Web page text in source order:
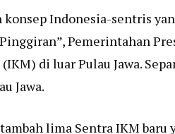
konsep Indonesia-sentris
Pemerintahan
di luar Pulau Jawa.
Jawa.
lima Sentra IKM baru